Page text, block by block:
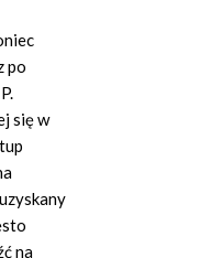
po
się w
na